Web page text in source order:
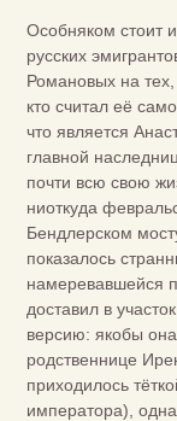
Особняком стоит
русских
Романовых на тех,
кто считал её
что является
главной
почти всю свою
ниоткуда
Бендлерском
показалось
намеревавшейся
доставил в
версию: якобы
родственнице
приходилось
императора),